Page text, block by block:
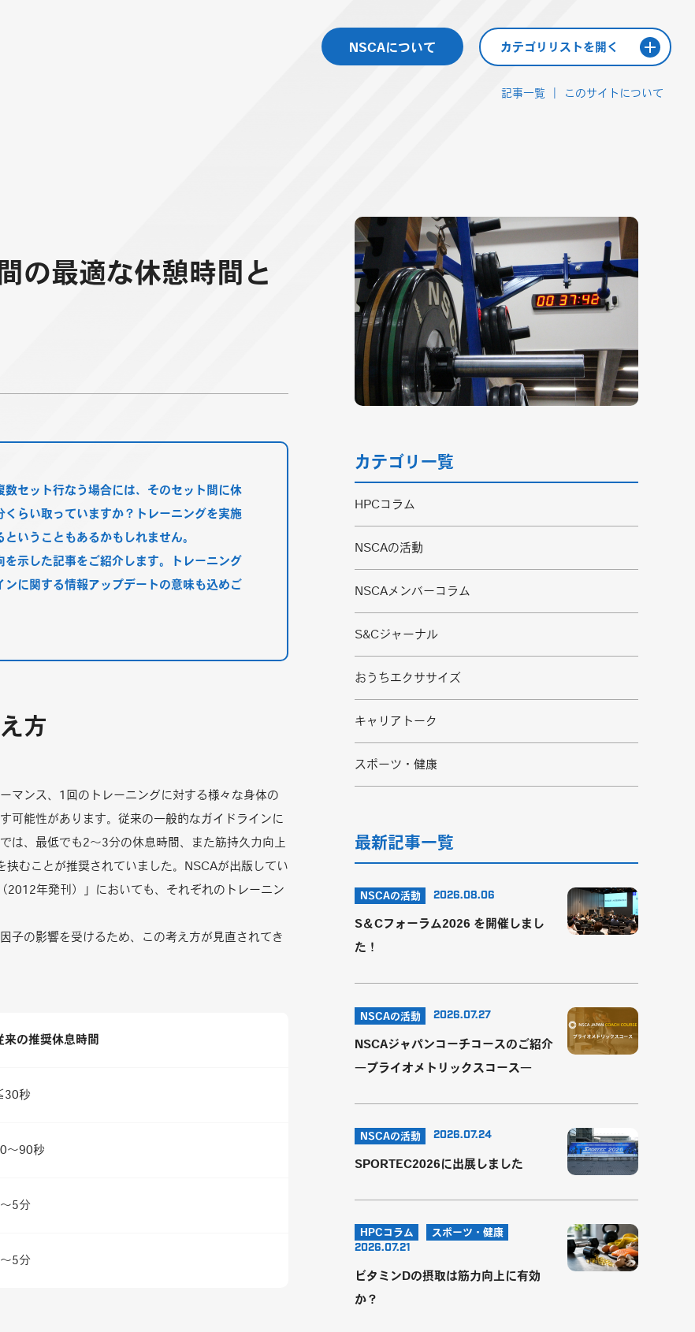
NSCAについて カテゴリリストを開く
記事一覧 このサイトについて
の最適な休憩時間と
数セット行なう場合には、そのセット間に休
らい取っていますか？トレーニングを実施
いうこともあるかもしれません。
示した記事をご紹介します。トレーニング
に関する情報アップデートの意味も込めご
方
マンス、1回のトレーニングに対する様々な身体の
可能性があります。従来の一般的なガイドラインに
は、最低でも2～3分の休息時間、また筋持久力向上
むことが推奨されていました。NSCAが出版してい
2012年発刊）」においても、それぞれのトレーニン
子の影響を受けるため、この考え方が見直されてき
来の推奨休息時間
秒
～90秒
5分
5分
カテゴリ一覧
HPCコラム
NSCAの活動
NSCAメンバーコラム
S&Cジャーナル
おうちエクササイズ
キャリアトーク
スポーツ・健康
最新記事一覧
NSCAの活動 2026.08.06
S＆Cフォーラム2026 を開催しまし
た！
NSCAの活動 2026.07.27
NSCAジャパンコーチコースのご紹介
―プライオメトリックスコース―
NSCAの活動 2026.07.24
SPORTEC2026に出展しました
HPCコラム スポーツ・健康
2026.07.21
ビタミンDの摂取は筋力向上に有効
か？